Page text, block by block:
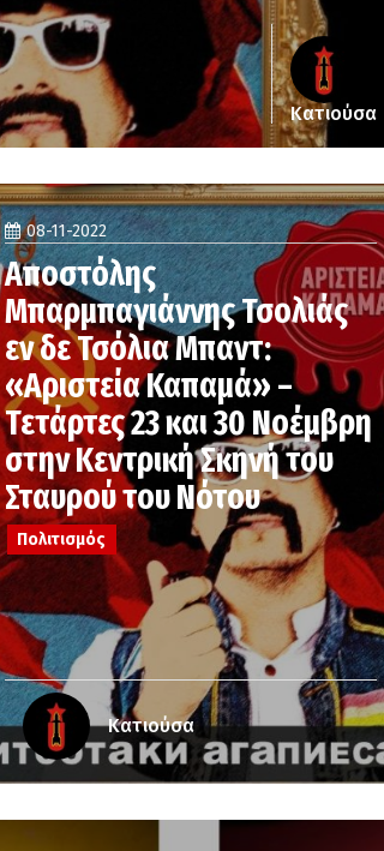
Κατιούσα
08-11-2022
Αποστόλης
Μπαρμπαγιάννης Τσολιάς
εν δε Τσόλια Μπαντ:
«Αριστεία Καπαμά» –
Τετάρτες 23 και 30 Νοέμβρη
στην Κεντρική Σκηνή του
Σταυρού του Νότου
Πολιτισμός
Κατιούσα